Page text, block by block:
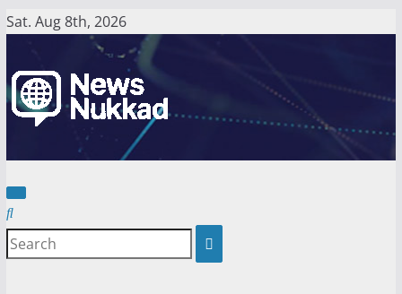
Skip
content
Sat. Aug 8th, 2026